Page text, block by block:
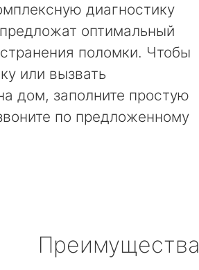
диагностику
оптимальный
поломки. Чтобы
или вызвать
дом, заполните простую
по предложенному